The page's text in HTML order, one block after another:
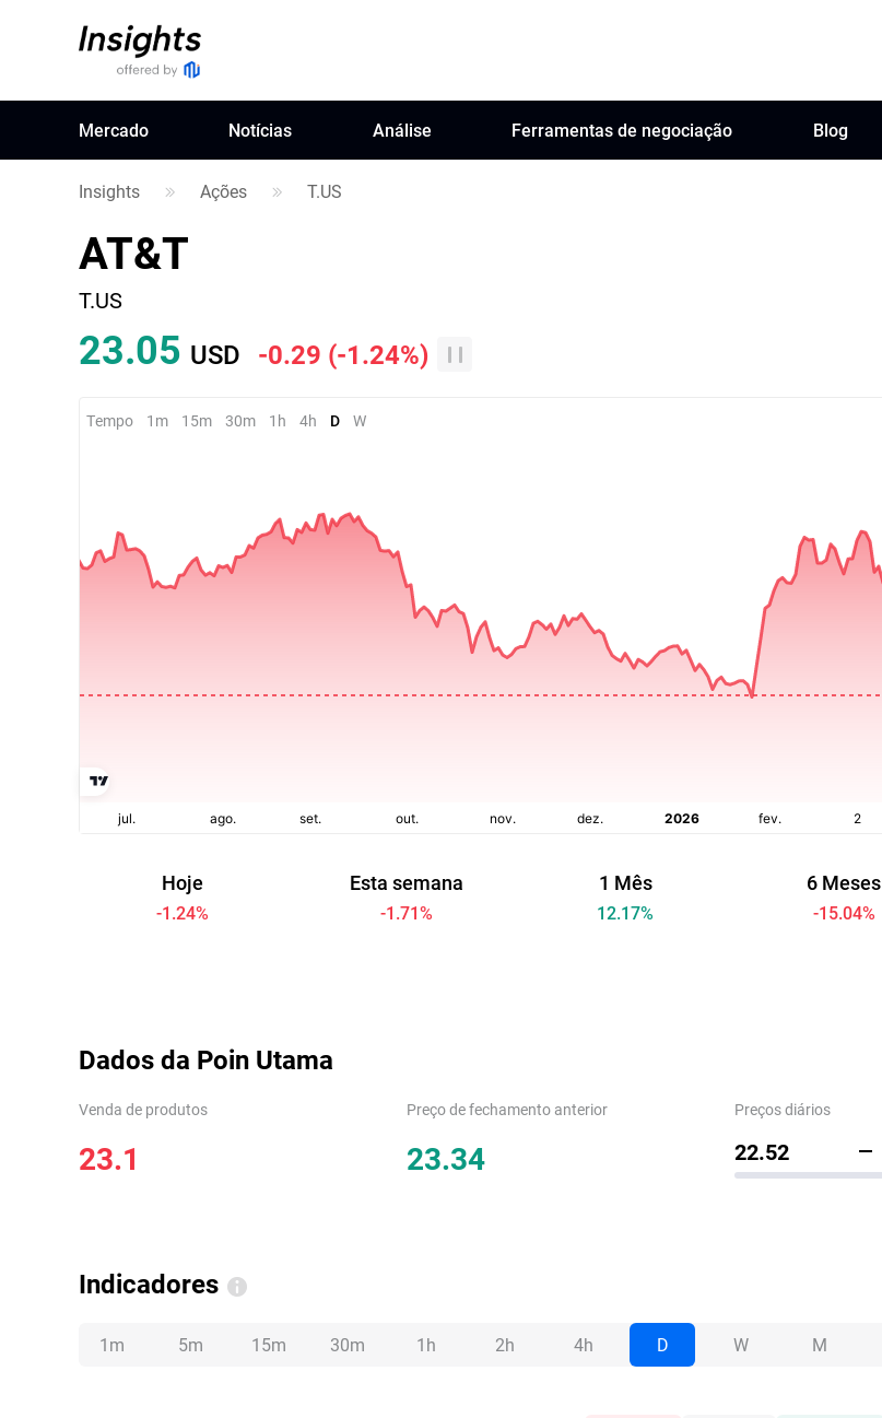
Mercado Notícias Análise Ferramentas de negociação Blog
Insights Ações T.US
AT&T
T.US
23.05 USD -0.29 (-1.24%)
Tempo 1m 15m 30m 1h 4h D W
Hoje
-1.24%
Esta semana
-1.71%
1 Mês
12.17%
6 Meses
-15.04%
Dados da Poin Utama
Venda de produtos Preço de fechamento anterior Preços diários
23.1 23.34 22.52
Indicadores
1m 5m 15m 30m 1h 2h 4h D W M